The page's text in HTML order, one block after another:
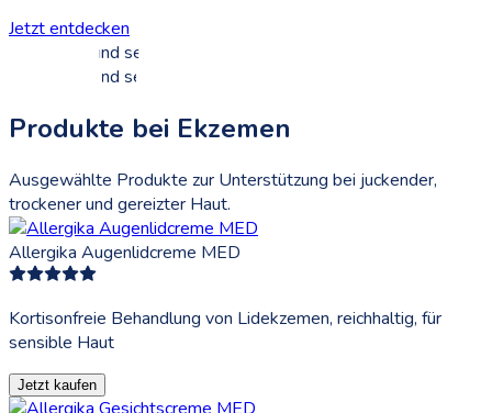
Jetzt entdecken
Produkte bei Ekzemen
Ausgewählte Produkte zur Unterstützung bei juckender,
trockener und gereizter Haut.
Allergika Augenlidcreme MED
Kortisonfreie Behandlung von Lidekzemen, reichhaltig, für
sensible Haut
Jetzt kaufen